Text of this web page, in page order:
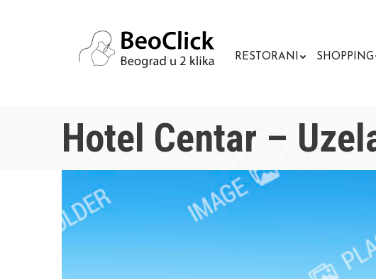
RESTORANI SHOPPING
Hotel Centar –